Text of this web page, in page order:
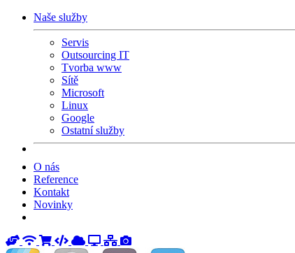
Naše služby
Servis
Outsourcing IT
Tvorba www
Sítě
Microsoft
Linux
Google
Ostatní služby
O nás
Reference
Kontakt
Novinky